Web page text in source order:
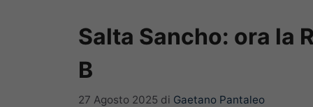
Salta Sancho: ora la
B
27 Agosto 2025 di Gaetano Pantaleo